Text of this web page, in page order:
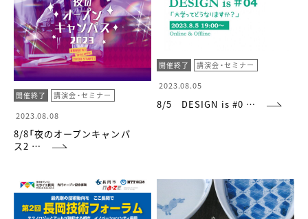
開催終了 講演会・セミナー
2023.08.08
8/8「夜のオープンキャンパ
ス2 …
開催終了 講演会・セミナー
2023.08.05
8/5 DESIGN is #0 …